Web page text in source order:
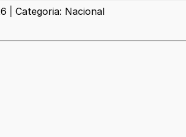
| Categoria: Nacional